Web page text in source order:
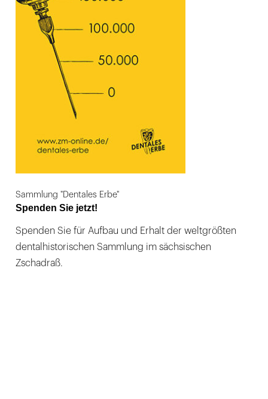
Sammlung "Dentales Erbe"
Spenden Sie jetzt!
Spenden Sie für Aufbau und Erhalt der weltgrößten
dentalhistorischen Sammlung im sächsischen
Zschadraß.